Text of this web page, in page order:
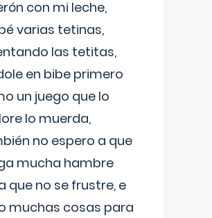
con mi leche,
varias tetinas,
las tetitas,
en bibe primero
un juego que lo
lo muerda,
no espero a que
mucha hambre
que no se frustre, e
muchas cosas para